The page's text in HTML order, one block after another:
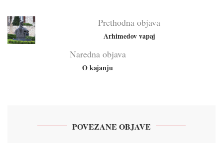
Prethodna objava
Arhimedov vapaj
Naredna objava
O kajanju
POVEZANE OBJAVE